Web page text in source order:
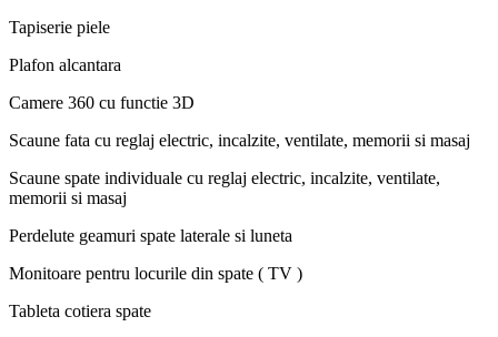
Tapiserie piele
Plafon alcantara
Camere 360 cu functie 3D
Scaune fata cu reglaj electric, incalzite, ventilate, memorii si masaj
Scaune spate individuale cu reglaj electric, incalzite, ventilate,
memorii si masaj
Perdelute geamuri spate laterale si luneta
Monitoare pentru locurile din spate ( TV )
Tableta cotiera spate